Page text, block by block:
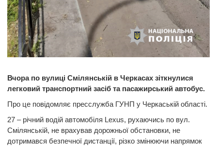
Вчора по вулиці Смілянській в Черкасах зіткнулися
легковий транспортний засіб та пасажирський автобус.
Про це повідомляє пресслужба ГУНП у Черкаській області.
27 – річний водій автомобіля Lexus, рухаючись по вул.
Смілянській, не врахував дорожньої обстановки, не
дотримався безпечної дистанції, різко змінюючи напрямок